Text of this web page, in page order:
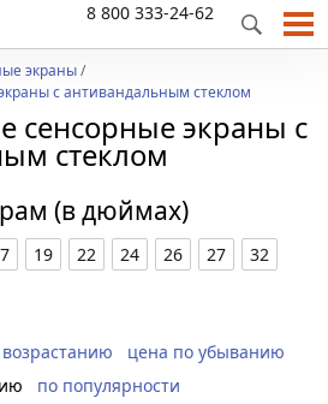
8 800 333-24-62
экраны/
с антивандальным стеклом
сенсорные экраны с
стеклом
(в дюймах)
19 22 24 26 27
32
цена по убыванию
по популярности